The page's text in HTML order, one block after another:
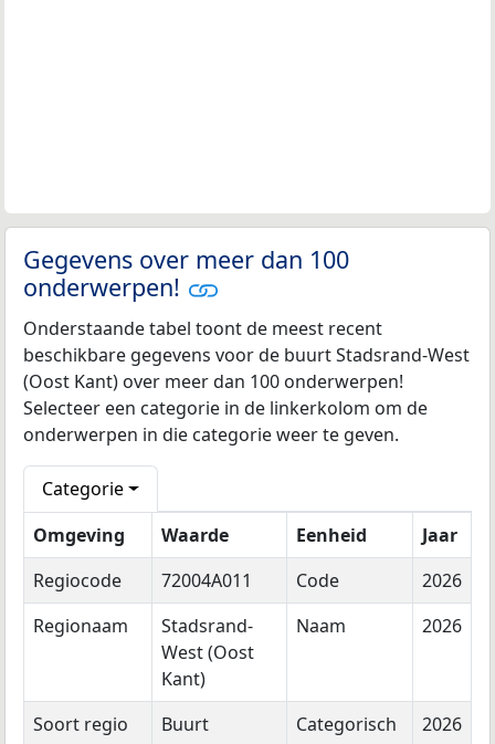
Gegevens over meer dan 100
onderwerpen!
Onderstaande tabel toont de meest recent
beschikbare gegevens voor de buurt Stadsrand-West
(Oost Kant) over meer dan 100 onderwerpen!
Selecteer een categorie in de linkerkolom om de
onderwerpen in die categorie weer te geven.
Categorie
Omgeving
Waarde Eenheid
Jaar
Regiocode
72004A011 Code
2026
Regionaam
Stadsrand-
West (Oost
Kant)
Naam 2026
Soort regio Buurt
Categorisch
2026